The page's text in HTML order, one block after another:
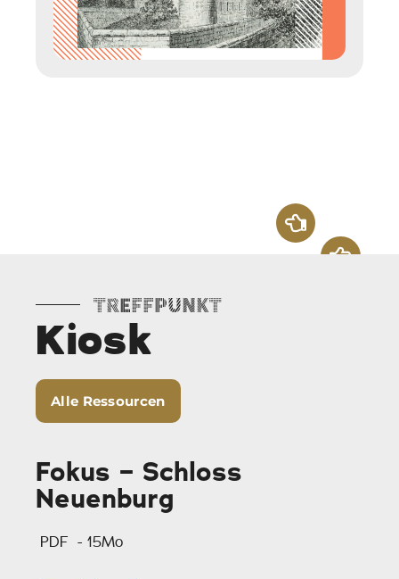
Treffpunkt
Kiosk
Alle Ressourcen
Fokus – Schloss
Neuenburg
PDF - 15Mo